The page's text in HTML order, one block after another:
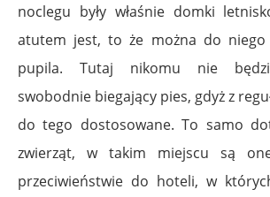
noclegu były właśnie domki
atutem jest, to że można do niego
pupila. Tutaj nikomu nie będzie
swobodnie biegający pies, gdyż z
do tego dostosowane. To samo
zwierząt, w takim miejscu są
przeciwieństwie do hoteli, w